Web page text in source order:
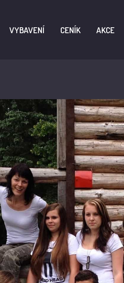
VYBAVENÍ CENÍK AKCE